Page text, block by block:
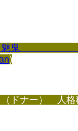
士 魅鬼
)
（ドナー） 人格